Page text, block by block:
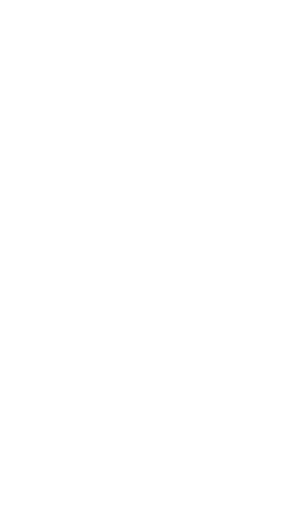
stimata
nel 1969 e
1999 sotto